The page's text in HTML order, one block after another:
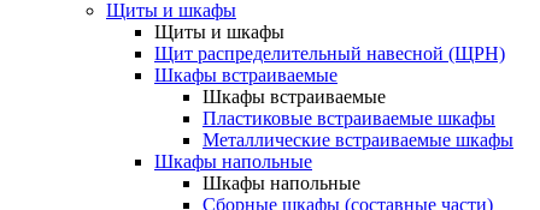
Щиты и шкафы
Щиты и шкафы
Щит распределительный навесной (ЩРН)
Шкафы встраиваемые
Шкафы встраиваемые
Пластиковые встраиваемые шкафы
Металлические встраиваемые шкафы
Шкафы напольные
Шкафы напольные
Сборные шкафы (составные части)